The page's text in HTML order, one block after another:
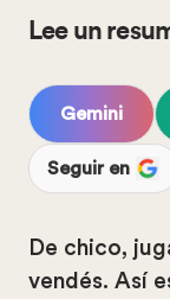
Lee un
Gemini
Seguir en
De chico,
vendés. Así